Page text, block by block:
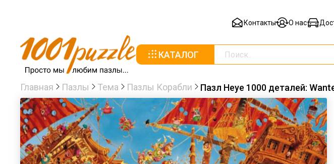
Контакты О нас
КАТАЛОГ
Главная Пазлы Тема Пазлы Корабли Пазл Heye 1000 деталей: